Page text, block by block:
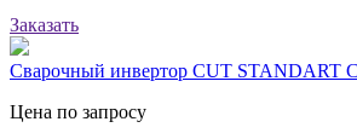
Заказать
Сварочный инвертор CUT STANDART
Цена по запросу